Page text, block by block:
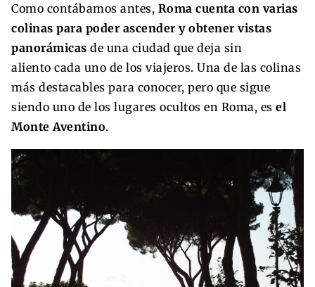
Como contábamos antes, Roma cuenta con varias
colinas para poder ascender y obtener vistas
panorámicas de una ciudad que deja sin
aliento cada uno de los viajeros. Una de las colinas
más destacables para conocer, pero que sigue
siendo uno de los lugares ocultos en Roma, es el
Monte Aventino.